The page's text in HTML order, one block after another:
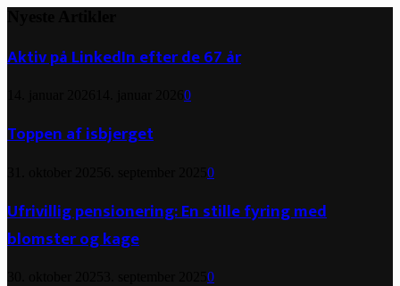
Aktiv på LinkedIn efter de 67 år
0
Toppen af isbjerget
0
Ufrivillig pensionering: En stille fyring med
blomster og kage
0